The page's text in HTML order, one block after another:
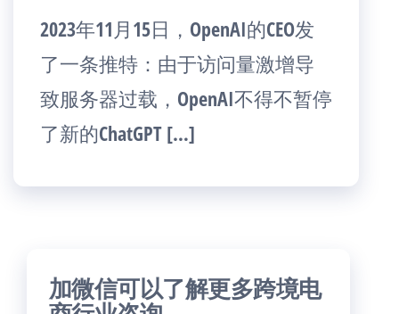
2023年11月15日，OpenAI的CEO发
了一条推特：由于访问量激增导
致服务器过载，OpenAI不得不暂停
了新的ChatGPT […]
加微信可以了解更多跨境电